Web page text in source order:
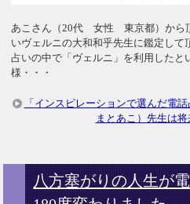
あこさん（20代 女性 東京都）から
いヴェルニの大和和乎先生に鑑定し
占いの中で「ヴェルニ」を利用したと
様・・・
「インスピレーションで選んだ電
まとあこ）先生は
八方塞がりの人生が